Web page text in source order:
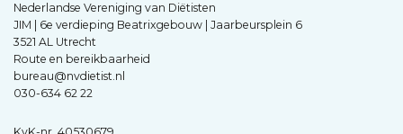
Nederlandse Vereniging van Diëtisten
JIM | 6e verdieping Beatrixgebouw | Jaarbeursplein 6
3521 AL Utrecht
Route en bereikbaarheid
bureau@nvdietist.nl
030-634 62 22